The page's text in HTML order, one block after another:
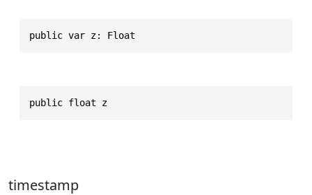
public var z: Float
public float z
timestamp